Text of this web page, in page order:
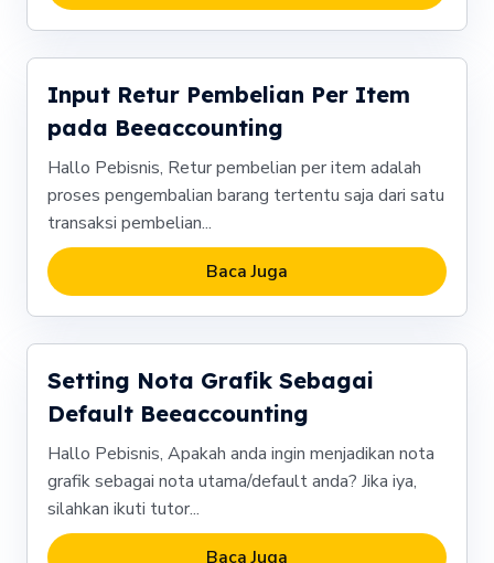
Input Retur Pembelian Per Item
pada Beeaccounting
Hallo Pebisnis, Retur pembelian per item adalah
proses pengembalian barang tertentu saja dari satu
transaksi pembelian...
Baca Juga
Setting Nota Grafik Sebagai
Default Beeaccounting
Hallo Pebisnis, Apakah anda ingin menjadikan nota
grafik sebagai nota utama/default anda? Jika iya,
silahkan ikuti tutor...
Baca Juga